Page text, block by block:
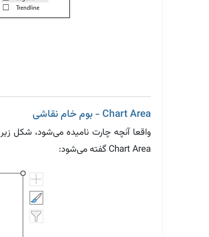
Chart Area - بوم خام نقاشی
واقعا آنچه چارت نامیده می‌شود، شکل
Chart Area گفته می‌شود: